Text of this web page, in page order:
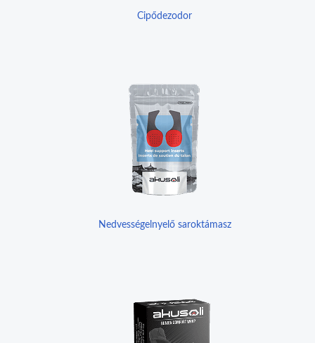
Cipődezodor
Nedvességelnyelő saroktámasz